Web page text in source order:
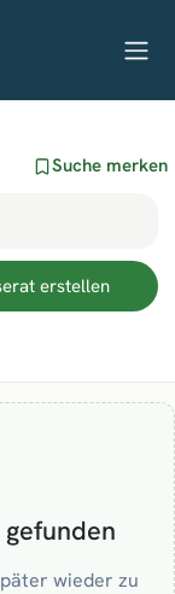
Suche merken
erstellen
wieder zu